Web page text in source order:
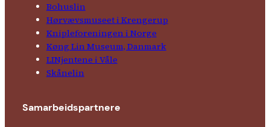
Bohuslin
Hørvævs­museet i Krengerup
Kniple­foreningen i Norge
Køng Lin Museum, Danmark
LINjentene i Våle
Skånelin
Samarbeids­partnere